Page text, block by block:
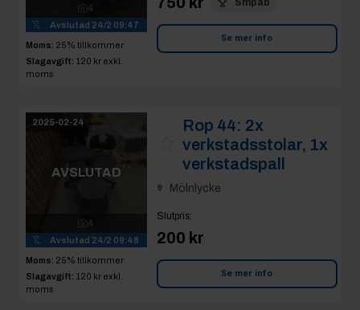
4
Avslutad 24/2 09:47
Moms: 25% tillkommer
Slagavgift: 120 kr exkl.
moms
Smpab
Se mer info
2025-02-24
AVSLUTAD
4
Avslutad 24/2 09:48
Moms: 25% tillkommer
Slagavgift: 120 kr exkl.
moms
Rop 44: 2x
verkstadsstolar, 1x
verkstadspall
Mölnlycke
Slutpris:
200 kr
Se mer info